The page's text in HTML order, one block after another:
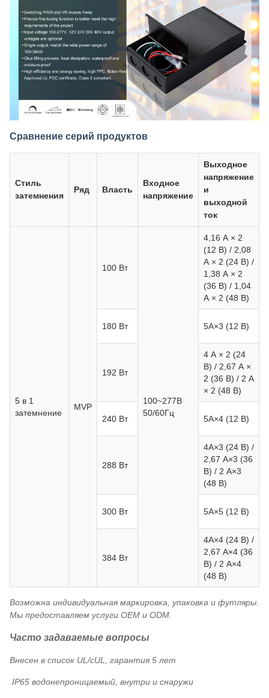
Сравнение серий продуктов
Стиль
затемнения
Ряд Власть
Входное
напряжение
Выходное
напряжение
и
выходной
ток
5 в 1
затемнение
MVP
100 Вт
100~277В
50/60Гц
4,16 А × 2
(12 В) / 2,08
А × 2 (24 В) /
1,38 А × 2
(36 В) / 1,04
А × 2 (48 В)
180 Вт 5А×3 (12 В)
192 Вт
4 А × 2 (24
В) / 2,67 А ×
2 (36 В) / 2 А
× 2 (48 В)
240 Вт 5А×4 (12 В)
288 Вт
4А×3 (24 В) /
2,67 А×3 (36
В) / 2 А×3
(48 В)
300 Вт 5А×5 (12 В)
384 Вт
4А×4 (24 В) /
2,67 А×4 (36
В) / 2 А×4
(48 В)
Возможна индивидуальная маркировка, упаковка и футляры.
Мы предоставляем услуги OEM и ODM.
Часто задаваемые вопросы
Внесен в список UL/cUL, гарантия 5 лет
.IP65 водонепроницаемый, внутри и снаружи